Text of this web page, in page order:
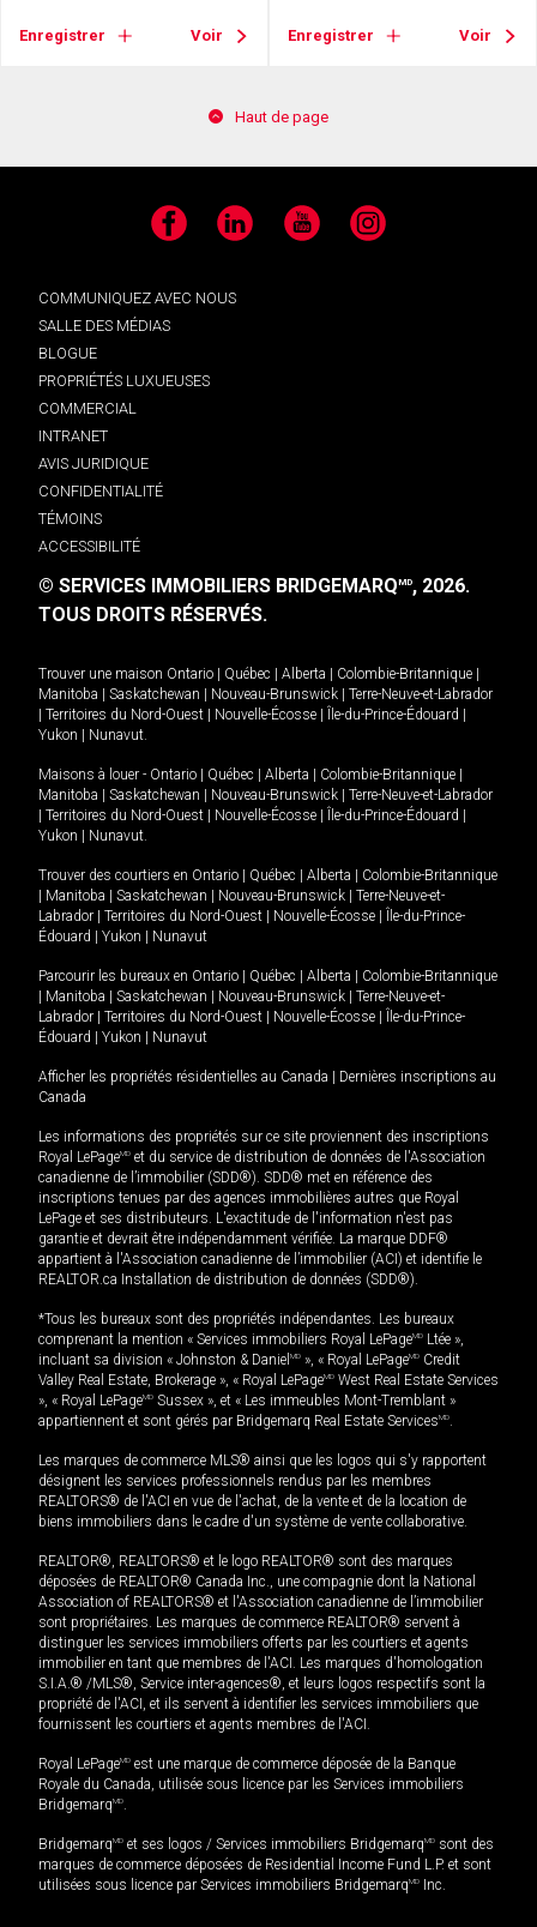
Enregistrer Voir Enregistrer Voir
Haut de page
Facebook LinkedIn YouTube Instagram
COMMUNIQUEZ AVEC NOUS
SALLE DES MÉDIAS
BLOGUE
PROPRIÉTÉS LUXUEUSES
COMMERCIAL
INTRANET
AVIS JURIDIQUE
CONFIDENTIALITÉ
TÉMOINS
ACCESSIBILITÉ
© SERVICES IMMOBILIERS BRIDGEMARQMD, 2026.
TOUS DROITS RÉSERVÉS.
Trouver une maison Ontario | Québec | Alberta | Colombie-Britannique |
Manitoba | Saskatchewan | Nouveau-Brunswick | Terre-Neuve-et-Labrador
| Territoires du Nord-Ouest | Nouvelle-Écosse | Île-du-Prince-Édouard |
Yukon | Nunavut
Maisons à louer - Ontario | Québec | Alberta | Colombie-Britannique |
Manitoba | Saskatchewan | Nouveau-Brunswick | Terre-Neuve-et-Labrador
| Territoires du Nord-Ouest | Nouvelle-Écosse | Île-du-Prince-Édouard |
Yukon | Nunavut
Trouver des courtiers en Ontario | Québec | Alberta | Colombie-Britannique
| Manitoba | Saskatchewan | Nouveau-Brunswick | Terre-Neuve-et-
Labrador | Territoires du Nord-Ouest | Nouvelle-Écosse | Île-du-Prince-
Édouard | Yukon | Nunavut
Parcourir les bureaux en Ontario | Québec | Alberta | Colombie-Britannique
| Manitoba | Saskatchewan | Nouveau-Brunswick | Terre-Neuve-et-
Labrador | Territoires du Nord-Ouest | Nouvelle-Écosse | Île-du-Prince-
Édouard | Yukon | Nunavut
Afficher les propriétés résidentielles au Canada | Dernières inscriptions au
Canada
Les informations des propriétés sur ce site proviennent des inscriptions
Royal LePageMD et du service de distribution de données de l'Association
canadienne de l’immobilier (SDD®). SDD® met en référence des
inscriptions tenues par des agences immobilières autres que Royal
LePage et ses distributeurs. L'exactitude de l'information n'est pas
garantie et devrait être indépendamment vérifiée. La marque DDF®
appartient à l'Association canadienne de l’immobilier (ACI) et identifie le
REALTOR.ca Installation de distribution de données (SDD®).
*Tous les bureaux sont des propriétés indépendantes. Les bureaux
comprenant la mention « Services immobiliers Royal LePageMD Ltée »,
incluant sa division « Johnston & Daniel MD », « Royal LePageMD Credit
Valley Real Estate, Brokerage », « Royal LePageMD West Real Estate Services
», « Royal LePageMD Sussex », et « Les immeubles Mont-Tremblant »
appartiennent et sont gérés par Bridgemarq Real Estate ServicesMD
Les marques de commerce MLS® ainsi que les logos qui s'y rapportent
désignent les services professionnels rendus par les membres
REALTORS® de l'ACI en vue de l'achat, de la vente et de la location de
biens immobiliers dans le cadre d'un système de vente collaborative.
REALTOR®, REALTORS® et le logo REALTOR® sont des marques
déposées de REALTOR® Canada Inc., une compagnie dont la National
Association of REALTORS® et l'Association canadienne de l’immobilier
sont propriétaires. Les marques de commerce REALTOR® servent à
distinguer les services immobiliers offerts par les courtiers et agents
immobilier en tant que membres de l'ACI. Les marques d'homologation
S.I.A.® /MLS®, Service inter-agences®, et leurs logos respectifs sont la
propriété de l'ACI, et ils servent à identifier les services immobiliers que
fournissent les courtiers et agents membres de l'ACI.
Royal LePageMD est une marque de commerce déposée de la Banque
Royale du Canada, utilisée sous licence par les Services immobiliers
BridgemarqMD
BridgemarqMD et ses logos / Services immobiliers BridgemarqMD sont des
marques de commerce déposées de Residential Income Fund L.P. et sont
utilisées sous licence par Services immobiliers BridgemarqMD Inc.